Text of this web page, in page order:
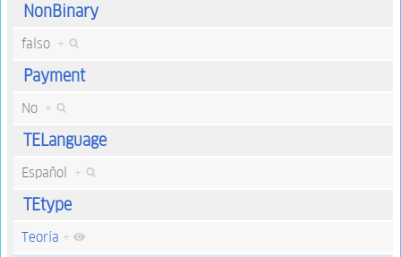
NonBinary
falso +
Payment
No +
TELanguage
Español +
TEtype
Teoría +